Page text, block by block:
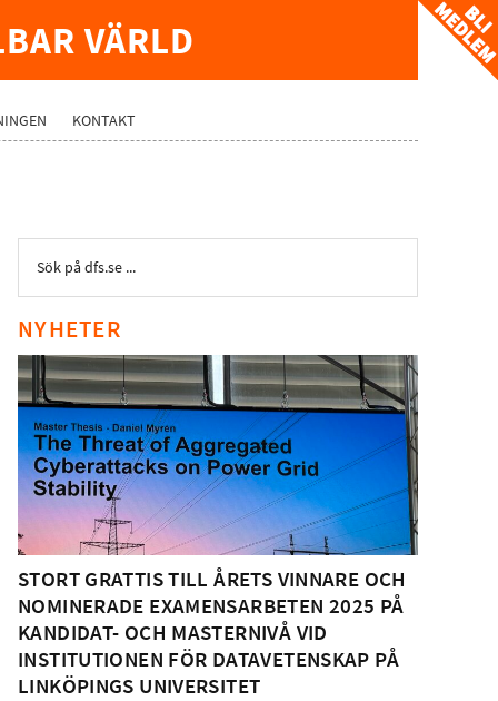
VÄRLD
KONTAKT
NYHETER
STORT GRATTIS TILL ÅRETS VINNARE OCH
NOMINERADE EXAMENSARBETEN 2025 PÅ
KANDIDAT- OCH MASTERNIVÅ VID
INSTITUTIONEN FÖR DATAVETENSKAP PÅ
LINKÖPINGS UNIVERSITET